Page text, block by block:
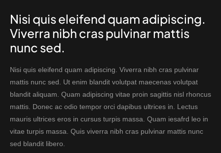
Nisi quis eleifend quam adipiscing.
Viverra nibh cras pulvinar mattis
nunc sed.
Nisi quis eleifend quam adipiscing. Viverra nibh cras pulvinar
mattis nunc sed. Ut enim blandit volutpat maecenas volutpat
blandit aliquam. Quam adipiscing vitae proin sagittis nisl rhoncus
mattis. Donec ac odio tempor orci dapibus ultrices in. Lectus
mauris ultrices eros in cursus turpis massa. Quam iesafrd leo in
vitae turpis massa. Quis viverra nibh cras pulvinar mattis nunc
sed blandit libero.